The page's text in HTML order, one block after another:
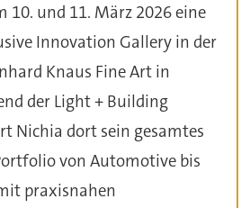
10. und 11. März 2026 eine
Innovation Gallery in der
Knaus Fine Art in
der Light + Building
Nichia dort sein gesamtes
von Automotive bis
praxisnahen